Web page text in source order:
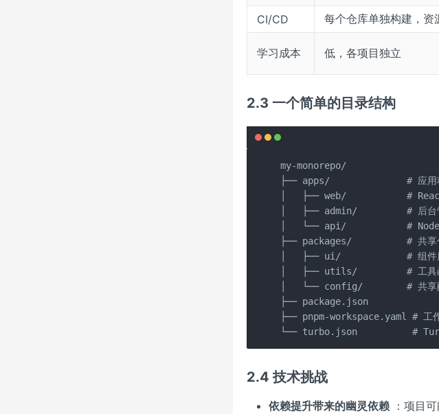
CI/CD
每个仓库单独构建，资
学习成本 低，各项目独立
2.3 一个简单的目录结构
my-monorepo/
├── apps/              # 应用
│   ├── web/           #
│   ├── admin/         # 后台
│   └── api/           # Node
├── packages/          # 共享
│   ├── ui/            # 组件
│   ├── utils/         # 工具
│   └── config/        # 共享配
├── package.json
├── pnpm-workspace.yaml # 工
└── turbo.json          #
2.4 技术挑战
依赖提升带来的幽灵依赖 ：项目